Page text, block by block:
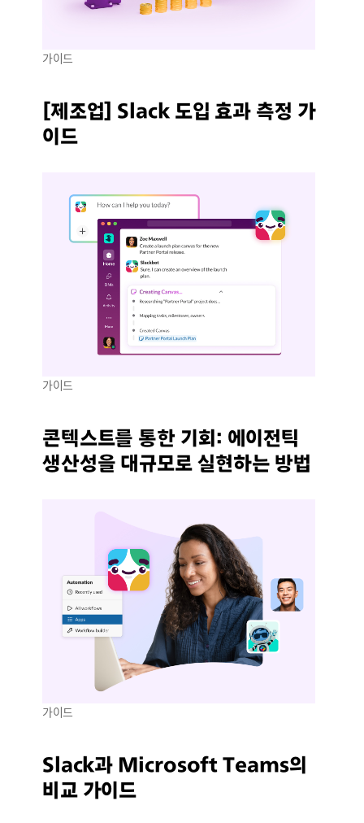
가이드
[제조업] Slack 도입 효과 측정 가
이드
가이드
콘텍스트를 통한 기회: 에이전틱
생산성을 대규모로 실현하는 방법
가이드
Slack과 Microsoft Teams의
비교 가이드